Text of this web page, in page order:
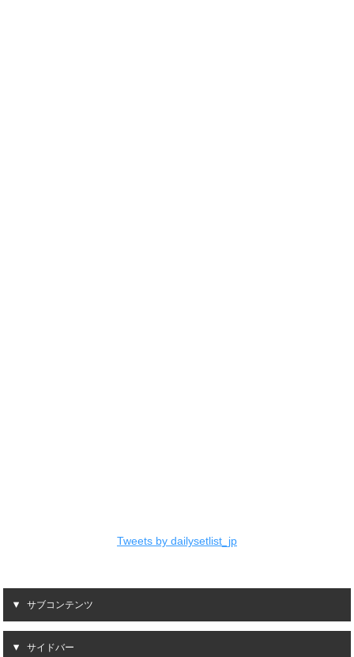
Tweets by dailysetlist_jp
サブコンテンツ
サイドバー